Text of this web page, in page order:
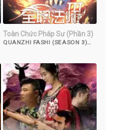
Toàn Chức Pháp Sư (Phần 3)
QUANZHI FASHI (SEASON 3)